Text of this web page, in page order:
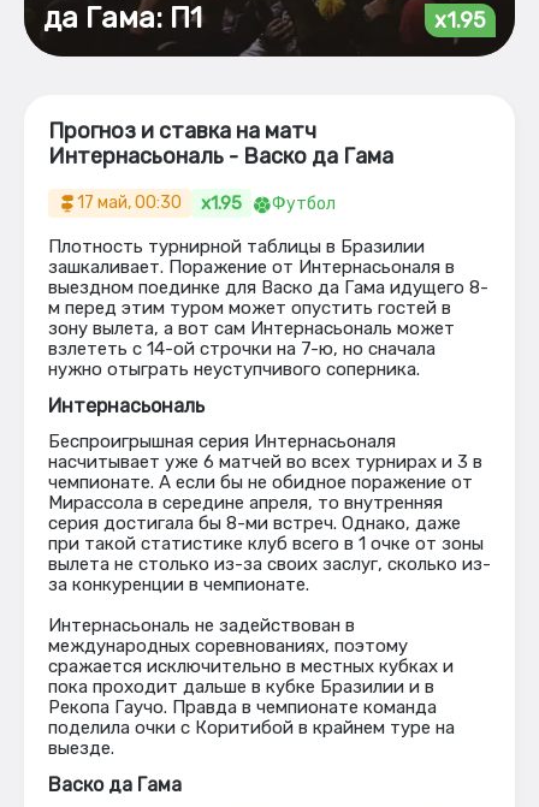
да Гама: П1
x1.95
Прогноз и ставка на матч
Интернасьональ - Васко да Гама
17 май, 00:30 x1.95 Футбол
Плотность турнирной таблицы в Бразилии
зашкаливает. Поражение от Интернасьоналя в
выездном поединке для Васко да Гама идущего 8-
м перед этим туром может опустить гостей в
зону вылета, а вот сам Интернасьональ может
взлететь с 14-ой строчки на 7-ю, но сначала
нужно отыграть неуступчивого соперника.
Интернасьональ
Беспроигрышная серия Интернасьоналя
насчитывает уже 6 матчей во всех турнирах и 3 в
чемпионате. А если бы не обидное поражение от
Мирассола в середине апреля, то внутренняя
серия достигала бы 8-ми встреч. Однако, даже
при такой статистике клуб всего в 1 очке от зоны
вылета не столько из-за своих заслуг, сколько из-
за конкуренции в чемпионате.
Интернасьональ не задействован в
международных соревнованиях, поэтому
сражается исключительно в местных кубках и
пока проходит дальше в кубке Бразилии и в
Рекопа Гаучо. Правда в чемпионате команда
поделила очки с Коритибой в крайнем туре на
выезде.
Васко да Гама